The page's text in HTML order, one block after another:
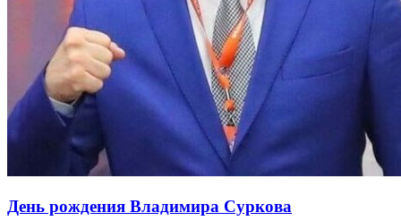
День рождения Владимира Суркова